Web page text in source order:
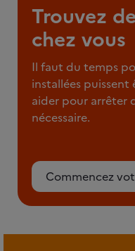
Trouvez
chez vous
Il faut du temps
installées puissent
aider pour arrêter
nécessaire.
Commencez